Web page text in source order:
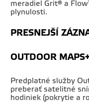
meradiel Grit® a
plynulosti.
PRESNEJŠÍ
OUTDOOR
Predplatné služby
preberať satelitné
hodiniek (pokrytie a